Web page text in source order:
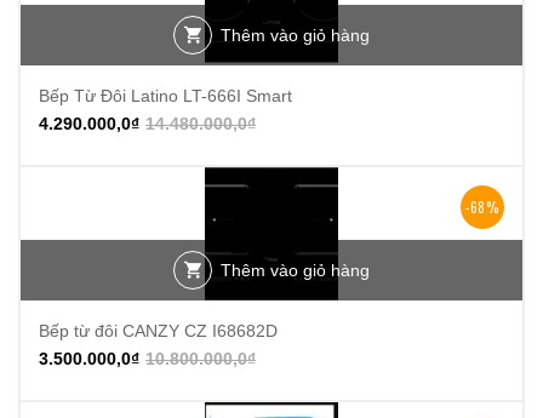
Thêm vào giỏ hàng
Bếp Từ Đôi Latino LT-666I Smart
14.480.000,0₫
4.290.000,0₫
-68%
Thêm vào giỏ hàng
Bếp từ đôi CANZY CZ I68682D
10.800.000,0₫
3.500.000,0₫